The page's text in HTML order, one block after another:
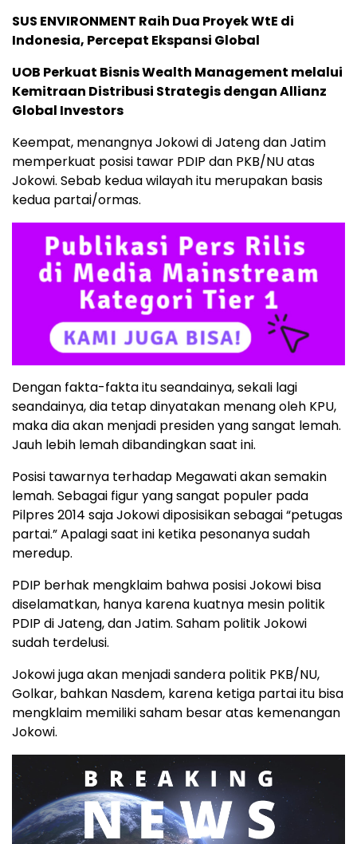
SUS ENVIRONMENT Raih Dua Proyek WtE di
Indonesia, Percepat Ekspansi Global
UOB Perkuat Bisnis Wealth Management melalui
Kemitraan Distribusi Strategis dengan Allianz
Global Investors
Keempat, menangnya Jokowi di Jateng dan Jatim
memperkuat posisi tawar PDIP dan PKB/NU atas
Jokowi. Sebab kedua wilayah itu merupakan basis
kedua partai/ormas.
Dengan fakta-fakta itu seandainya, sekali lagi
seandainya, dia tetap dinyatakan menang oleh KPU,
maka dia akan menjadi presiden yang sangat lemah.
Jauh lebih lemah dibandingkan saat ini.
Posisi tawarnya terhadap Megawati akan semakin
lemah. Sebagai figur yang sangat populer pada
Pilpres 2014 saja Jokowi diposisikan sebagai “petugas
partai.” Apalagi saat ini ketika pesonanya sudah
meredup.
PDIP berhak mengklaim bahwa posisi Jokowi bisa
diselamatkan, hanya karena kuatnya mesin politik
PDIP di Jateng, dan Jatim. Saham politik Jokowi
sudah terdelusi.
Jokowi juga akan menjadi sandera politik PKB/NU,
Golkar, bahkan Nasdem, karena ketiga partai itu bisa
mengklaim memiliki saham besar atas kemenangan
Jokowi.